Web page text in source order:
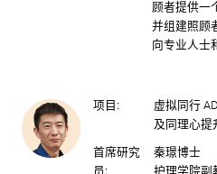
顾者提供一
并组建照顾
向专业人士
项目:
虚拟同行
及同理心提
首席研究
员:
秦璟博士
护理学院副